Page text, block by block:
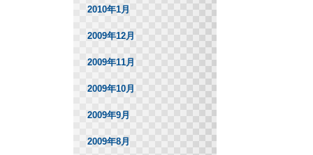
2010年1月
2009年12月
2009年11月
2009年10月
2009年9月
2009年8月